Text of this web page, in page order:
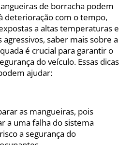
de borracha podem
deterioração com o tempo,
a altas temperaturas e
saber mais sobre a
é crucial para garantir o
do veículo. Essas dicas
ajudar:
as mangueiras, pois
a uma falha do sistema
a segurança do